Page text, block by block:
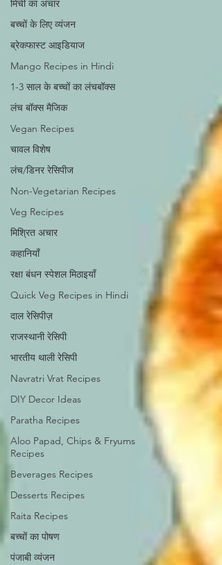
मिर्ची का अचार
बच्चों के लिए व्यंजन
ब्रेकफास्ट आइडियाज
Mango Recipes in Hindi
1-3 साल के बच्चों का लंचबॉक्स
लंच बॉक्स मैजिक
Vegan Recipes
चावल विशेष
लंच/डिनर रेसिपीज
Non-Vegetarian Recipes
Veg Recipes
मिश्रित अचार
कहानियाँ
रक्षा बंधन स्पेशल मिठाइयाँ
Quick Veg Recipes in Hindi
दाल रेसिपीज़
राजस्थानी रेसिपी
भारतीय थाली रेसिपी
Navratri Vrat Recipes
DIY Decor Ideas
Paratha Recipes
Aloo Papad, Chips & Fryums
Recipes
Beverages Recipes
Desserts Recipes
Raita Recipes
बच्चों का पोषण
पंजाबी व्यंजन